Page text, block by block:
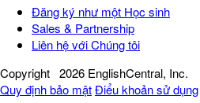
Đăng ký như một Học sinh
Sales & Partnership
Liên hệ với Chúng tôi
Copyright 2026 EnglishCentral, Inc.
Quy định bảo mậtĐiểu khoản sử dụng